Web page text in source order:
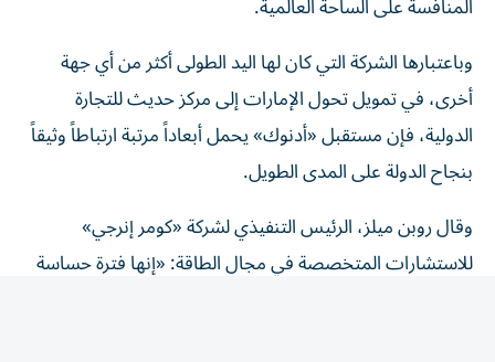
وباعتبارها الشركة التي كان لها اليد الطولى أكثر من أي جهة
أخرى، في تمويل تحول الإمارات إلى مركز حديث للتجارة
الدولية، فإن مستقبل «أدنوك» يحمل أبعاداً مرتبة ارتباطاً وثيقاً
بنجاح الدولة على المدى الطويل.
للاستشارات المتخصصة في مجال الطاقة: «إنها فترة حساسة
جداً بالنسبة إلى أدنوك. إنها استمرار للتطور الذي كانت تسير